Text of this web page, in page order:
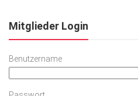
Mitglieder Login
Benutzername